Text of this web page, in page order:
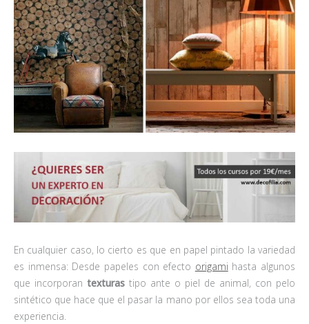
En cualquier caso, lo cierto es que en papel pintado la variedad
es inmensa: Desde papeles con efecto origami hasta algunos
que incorporan texturas tipo ante o piel de animal, con pelo
sintético que hace que el pasar la mano por ellos sea toda una
experiencia.